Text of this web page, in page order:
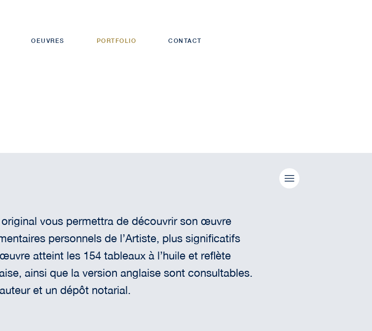
OEUVRES PORTFOLIO CONTACT
vous permettra de découvrir son œuvre
personnels de l’Artiste, plus significatifs
atteint les 154 tableaux à l’huile et reflète
ainsi que la version anglaise sont consultables.
et un dépôt notarial.